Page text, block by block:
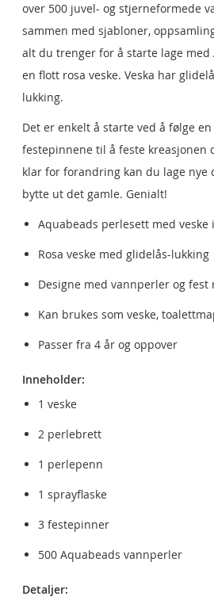
over 500 juvel- og stjerneformede
sammen med sjabloner,
alt du trenger for å starte lage
en flott rosa veske. Veska har
lukking.
Det er enkelt å starte ved å følge
festepinnene til å feste kreasjonen
klar for forandring kan du lage nye
bytte ut det gamle. Genialt!
Aquabeads perlesett med
Rosa veske med glidelås-lukking
Designe med vannperler og fest
Kan brukes som veske,
Passer fra 4 år og oppover
Inneholder:
1 veske
2 perlebrett
1 perlepenn
1 sprayflaske
3 festepinner
500 Aquabeads vannperler
Detaljer: